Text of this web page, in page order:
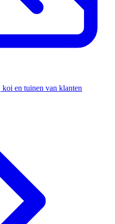
en tuinen van klanten